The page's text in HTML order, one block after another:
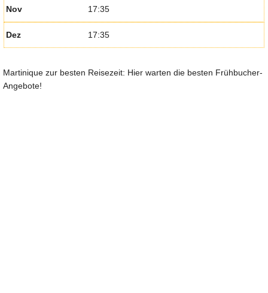
Nov 17:35
Dez 17:35
Martinique zur besten Reisezeit: Hier warten die besten Frühbucher-
Angebote!